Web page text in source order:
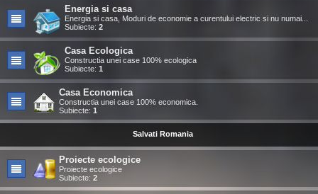
Energia si casa
Energia si casa, Moduri de economie a curentului electric si nu numai...
Subiecte: 2
Casa Ecologica
Constructia unei case 100% ecologica
Subiecte: 1
Casa Economica
Constructia unei case 100% economica.
Subiecte: 1
Salvati Romania
Proiecte ecologice
Proiecte ecologice
Subiecte: 2